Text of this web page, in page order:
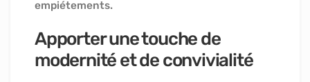
empiétements.
Apporter une touche de
modernité et de convivialité